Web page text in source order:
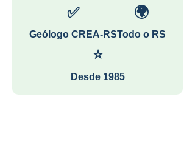
✅
Geólogo CREA-RS
🌍
Todo o RS
⭐
Desde 1985